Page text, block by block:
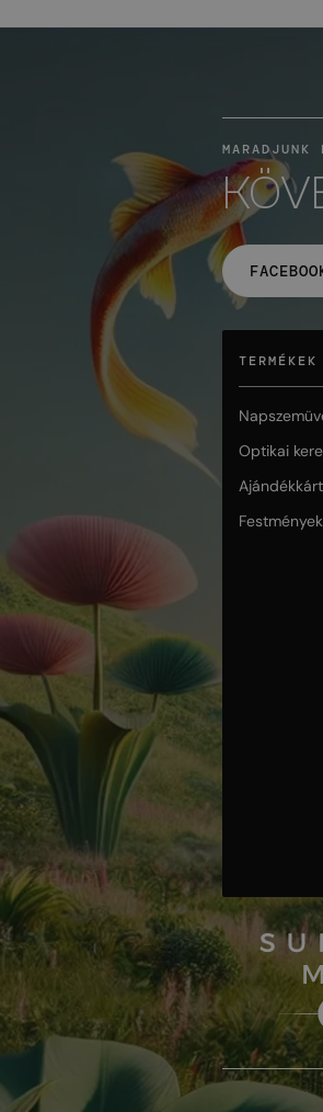
MARADJUNK
TERMÉKEK
Optikai
Festmények